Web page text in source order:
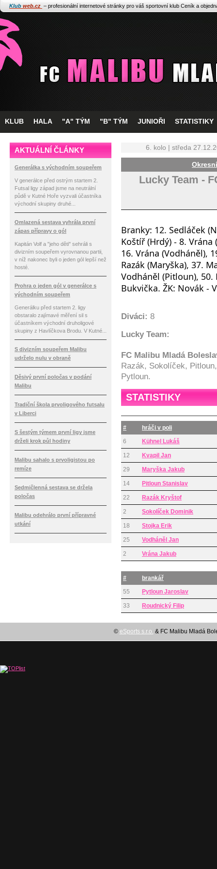
Klub web.cz – profesionální internetové stránky pro váš sportovní klub Ceník a
KLUB HALA "A" TÝM "B" TÝM JUNIOŘI STATISTIKY
6. kolo | středa
Lucky Team -
Branky: 12. Sedláček
Koštíř (Hrdý) - 8. Vrána
16. Vrána (Vodháněl),
Razák (Maryška), 37.
Vodháněl (Pitloun), 50.
Bukvička. ŽK: Novák -
Diváci: 8
Lucky Team:
FC Malibu Mladá
Razák, Sokolíček,
Pytloun.
STATISTIKY
#
hráči v poli
6
Kühnel Lukáš
12 Kvapil Jan
29 Maryška Jakub
14 Pitloun Stanislav
22 Razák Kryštof
2 Sokolíček Dominik
18 Stojka Erik
25 Vodháněl Jan
2 Vrána Jakub
#
brankář
55
Pytloun Jaroslav
33 Roudnický Filip
AKTUÁLNÍ ČLÁNKY
Generálka s východním soupeřem
V generálce před ostrým startem 2.
Futsal ligy západ jsme na neutrální
půdě v Kutné Hoře vyzvali účastníka
východní skupiny druhé...
Omlazená sestava vyhrála první
zápas přípravy o gól
Kapitán Volf a "jeho děti" sehráli s
divizním soupeřem vyrovnanou partii,
v níž nakonec byli o jeden gól lepší než
hosté.
Prohra o jeden gól v generálce s
východním soupeřem
Generálku před startem 2. ligy
obstaralo zajímavé měření sil s
účastníkem východní druholigové
skupiny z Havlíčkova Brodu. V Kutné...
S divizním soupeřem Malibu
udrželo nulu v obraně
Děsivý první poločas v podání
Malibu
Tradiční škola prvoligového futsalu
v Liberci
S šestým týmem první ligy jsme
drželi krok půl hodiny
Malibu sahalo s prvoligistou po
remíze
Sedmičlenná sestava se držela
poločas
Malibu odehrálo první přípravné
utkání
© eSports s.r.o. & FC Malibu Mladá